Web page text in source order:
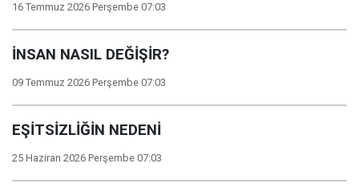
16 Temmuz 2026 Perşembe 07:03
İNSAN NASIL DEĞİŞİR?
09 Temmuz 2026 Perşembe 07:03
EŞİTSİZLİĞİN NEDENİ
25 Haziran 2026 Perşembe 07:03